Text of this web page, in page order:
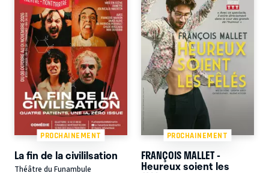
PROCHAINEMENT
La fin de la civililsation
Théâtre du Funambule
PROCHAINEMENT
FRANÇOIS MALLET -
Heureux soient les